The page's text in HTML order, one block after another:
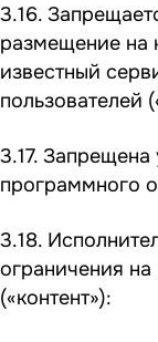
3.16.
размещение на
известный
пользователей
3.17. Запрещена
программного
3.18.
ограничения
(«контент»):